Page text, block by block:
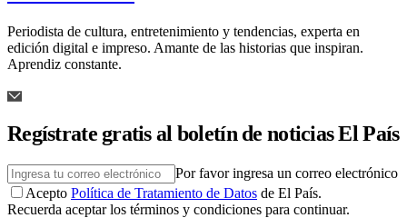
Periodista de cultura, entretenimiento y tendencias, experta en
edición digital e impreso. Amante de las historias que inspiran.
Aprendiz constante.
Regístrate gratis al boletín de noticias El País
Por favor ingresa un correo electrónico
Acepto Política de Tratamiento de Datos de El País.
Recuerda aceptar los términos y condiciones para continuar.